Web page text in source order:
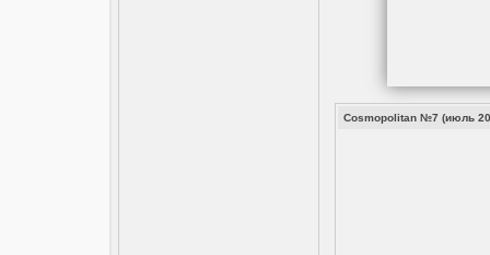
Cosmopolitan №7 (июль